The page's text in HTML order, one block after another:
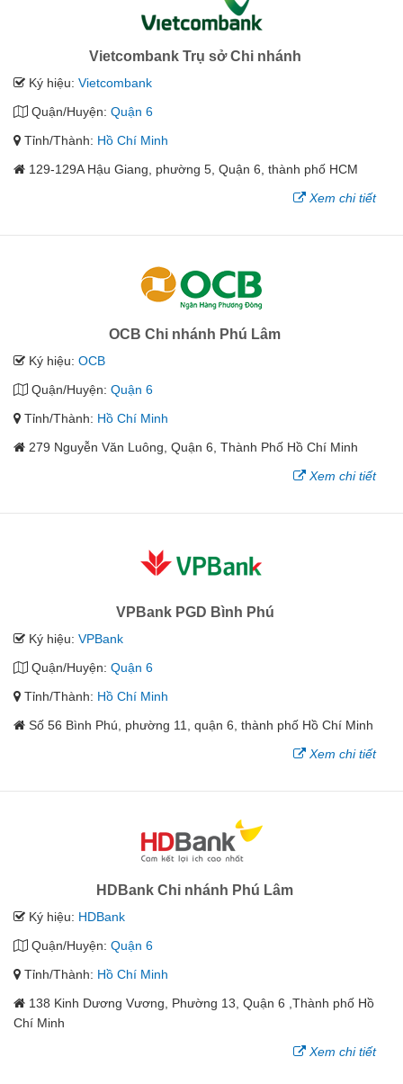
Vietcombank Trụ sở Chi nhánh
Ký hiệu: Vietcombank
Quận/Huyện: Quận 6
Tỉnh/Thành: Hồ Chí Minh
129-129A Hậu Giang, phường 5, Quận 6, thành phố HCM
Xem chi tiết
OCB Chi nhánh Phú Lâm
Ký hiệu: OCB
Quận/Huyện: Quận 6
Tỉnh/Thành: Hồ Chí Minh
279 Nguyễn Văn Luông, Quận 6, Thành Phố Hồ Chí Minh
Xem chi tiết
VPBank PGD Bình Phú
Ký hiệu: VPBank
Quận/Huyện: Quận 6
Tỉnh/Thành: Hồ Chí Minh
Số 56 Bình Phú, phường 11, quận 6, thành phố Hồ Chí Minh
Xem chi tiết
HDBank Chi nhánh Phú Lâm
Ký hiệu: HDBank
Quận/Huyện: Quận 6
Tỉnh/Thành: Hồ Chí Minh
138 Kinh Dương Vương, Phường 13, Quận 6 ,Thành phố Hồ
Chí Minh
Xem chi tiết